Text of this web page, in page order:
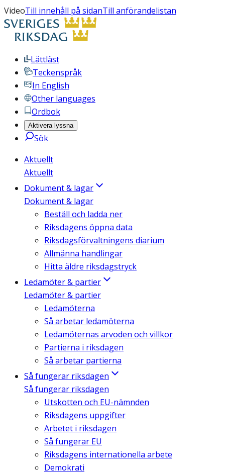
VideoTill innehåll på sidanTill anförandelistan
Lättläst
Teckenspråk
In English
Other languages
Ordbok
Aktivera lyssna
Sök
Aktuellt
Aktuellt
Dokument & lagar
Dokument & lagar
Beställ och ladda ner
Riksdagens öppna data
Riksdagsförvaltningens diarium
Allmänna handlingar
Hitta äldre riksdagstryck
Ledamöter & partier
Ledamöter & partier
Ledamöterna
Så arbetar ledamöterna
Ledamöternas arvoden och villkor
Partierna i riksdagen
Så arbetar partierna
Så fungerar riksdagen
Så fungerar riksdagen
Utskotten och EU-nämnden
Riksdagens uppgifter
Arbetet i riksdagen
Så fungerar EU
Riksdagens internationella arbete
Demokrati